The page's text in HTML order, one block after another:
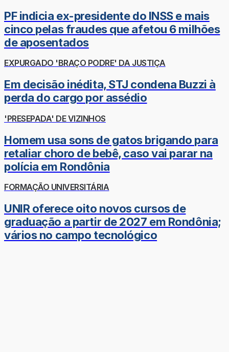
PF indicia ex-presidente do INSS e mais
cinco pelas fraudes que afetou 6 milhões
de aposentados
EXPURGADO 'BRAÇO PODRE' DA JUSTIÇA
Em decisão inédita, STJ condena Buzzi à
perda do cargo por assédio
'PRESEPADA' DE VIZINHOS
Homem usa sons de gatos brigando para
retaliar choro de bebê, caso vai parar na
polícia em Rondônia
FORMAÇÃO UNIVERSITÁRIA
UNIR oferece oito novos cursos de
graduação a partir de 2027 em Rondônia;
vários no campo tecnológico